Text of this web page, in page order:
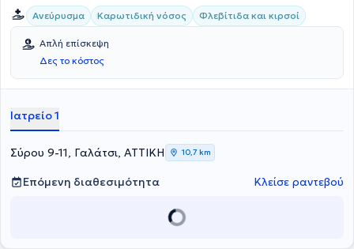
Ανεύρυσμα Καρωτιδική νόσος Φλεβίτιδα και κιρσοί
Απλή επίσκεψη
Δες το κόστος
Ιατρείο 1
Σύρου 9-11, Γαλάτσι, ΑΤΤΙΚΗ 10,7 km
Επόμενη διαθεσιμότητα Κλείσε ραντεβού